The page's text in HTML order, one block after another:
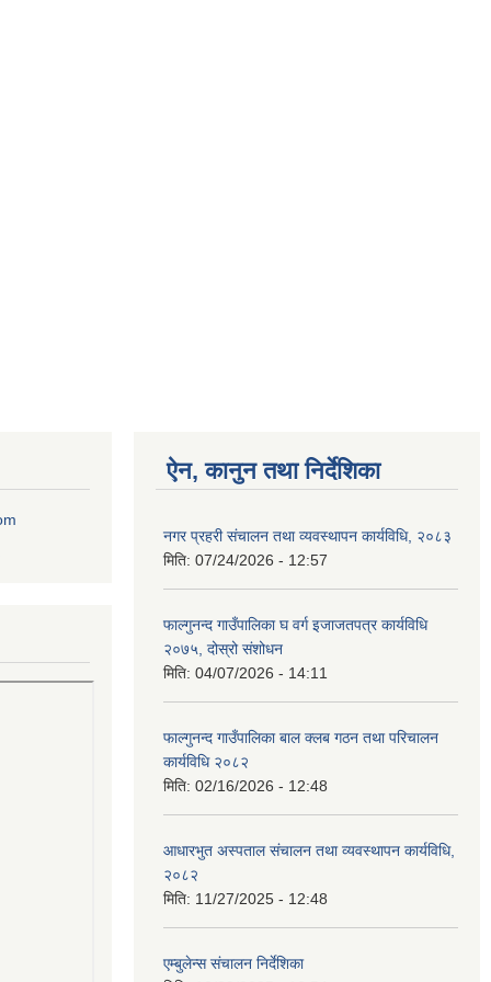
ऐन, कानुन तथा निर्देशिका
नगर प्रहरी संचालन तथा व्यवस्थापन कार्यविधि, २०८३
मिति: 07/24/2026 - 12:57
फाल्गुनन्द गाउँपालिका घ वर्ग इजाजतपत्र कार्यविधि
२०७५, दोस्रो संशोधन
मिति: 04/07/2026 - 14:11
फाल्गुनन्द गाउँपालिका बाल क्लब गठन तथा परिचालन
कार्यविधि २०८२
मिति: 02/16/2026 - 12:48
आधारभुत अस्पताल संचालन तथा व्यवस्थापन कार्यविधि,
२०८२
मिति: 11/27/2025 - 12:48
एम्बुलेन्स संचालन निर्देशिका